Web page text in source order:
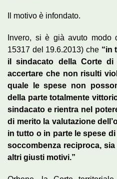
Il motivo è infondato.
Invero, si è già avuto modo
15317 del 19.6.2013) che “in
il sindacato della Corte di
accertare che non risulti
quale le spese non
della parte totalmente
sindacato e rientra nel
di merito la valutazione
in tutto o in parte le spese
soccombenza reciproca,
altri giusti motivi.”